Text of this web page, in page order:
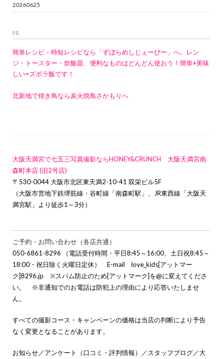
20260625
PR
簡単レシピ・時短レシピなら「ずぼらめしじぇーぴー」へ。レン
ジ・トースター・炊飯器、便利なものはどんどん使おう！簡単+美味
しい=ズボラ飯です！
北新地で焼き鳥なら炭火焼鳥さかもりへ
大阪天満宮で七五三写真撮影ならHONEY&CRUNCH 大阪天満宮南
森町本店 (旧2号店)
〒530-0044 大阪市北区東天満2-10-41 双栄ビル5F
（大阪市営地下鉄堺筋線・谷町線「南森町駅」、JR東西線「大阪天
満宮駅」より徒歩1～3分）
ご予約・お問い合わせ（各店共通）
050-6861-8296 （電話受付時間・平日8:45～16:00、土日祝8:45～
18:00・祝日除く火曜日定休） E-mail love_kids[アットマー
ク]8296.jp ※スパム防止のため[アットマーク]を@に変えてくださ
い。 ※非通知でのお電話は防犯上の理由により応答いたしませ
ん。
すべての撮影コース・キャンペーンの価格は当店の判断により予告
なく変更となることがあります。
お知らせ／アンケート（口コミ・評判情報） ／ スタッフブログ／大